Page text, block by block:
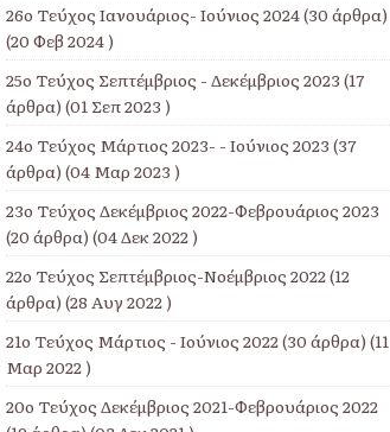
26ο Τεύχος Ιανουάριος- Ιούνιος 2024(30 άρθρα)
(20 Φεβ 2024 )
25ο Τεύχος Σεπτέμβριος - Δεκέμβριος 2023 (17
άρθρα) (01 Σεπ 2023 )
24ο Τεύχος Μάρτιος 2023- - Ιούνιος 2023 (37
άρθρα) (04 Μαρ 2023 )
23ο Τεύχος Δεκέμβριος 2022-Φεβρουάριος 2023
(20 άρθρα) (04 Δεκ 2022 )
22ο Τεύχος Σεπτέμβριος-Νοέμβριος 2022(12
άρθρα) (28 Αυγ 2022 )
21ο Τεύχος Μάρτιος - Ιούνιος 2022(30 άρθρα) (11
Μαρ 2022 )
20ο Τεύχος Δεκέμβριος 2021-Φεβρουάριος 2022